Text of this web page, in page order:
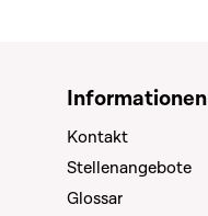
Informationen
Kontakt
Stellenangebote
Glossar